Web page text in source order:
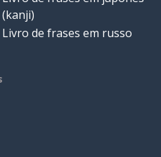
(kanji)
Livro de frases em russo